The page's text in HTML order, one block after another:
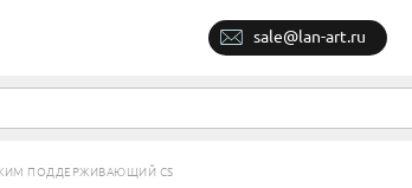
sale@lan-art.ru
ПОДДЕРЖИВАЮЩИЙ CS